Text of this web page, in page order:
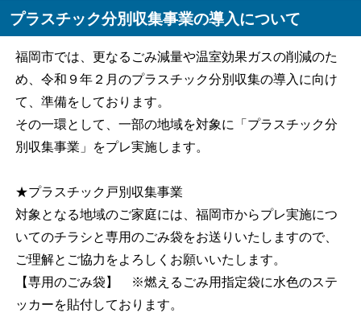
プラスチック分別収集事業の導入について
福岡市では、更なるごみ減量や温室効果ガスの削減のた
め、令和９年２月のプラスチック分別収集の導入に向け
て、準備をしております。
その一環として、一部の地域を対象に「プラスチック分
別収集事業」をプレ実施します。
★プラスチック戸別収集事業
対象となる地域のご家庭には、福岡市からプレ実施につ
いてのチラシと専用のごみ袋をお送りいたしますので、
ご理解とご協力をよろしくお願いいたします。
【専用のごみ袋】 ※燃えるごみ用指定袋に水色のステ
ッカーを貼付しております。